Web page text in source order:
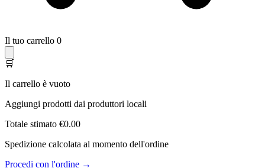
Il tuo carrello 0
🛒
Il carrello è vuoto
Aggiungi prodotti dai produttori locali
Totale stimato €0.00
Spedizione calcolata al momento dell'ordine
Procedi con l'ordine →